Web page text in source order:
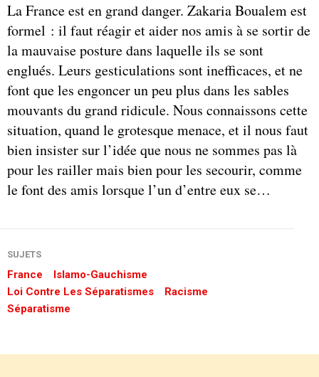
La France est en grand danger. Zakaria Boualem est
formel : il faut réagir et aider nos amis à se sortir de
la mauvaise posture dans laquelle ils se sont
englués. Leurs gesticulations sont inefficaces, et ne
font que les engoncer un peu plus dans les sables
mouvants du grand ridicule. Nous connaissons cette
situation, quand le grotesque menace, et il nous faut
bien insister sur l’idée que nous ne sommes pas là
pour les railler mais bien pour les secourir, comme
le font des amis lorsque l’un d’entre eux se…
SUJETS
France
Islamo-Gauchisme
Loi Contre Les Séparatismes
Racisme
Séparatisme